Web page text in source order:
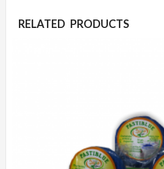
RELATED PRODUCTS